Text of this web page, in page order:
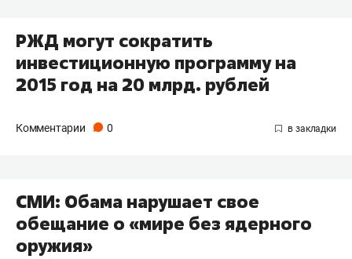
РЖД могут сократить
инвестиционную программу на
2015 год на 20 млрд. рублей
Комментарии 0
СМИ: Обама нарушает свое
обещание о «мире без ядерного
оружия»